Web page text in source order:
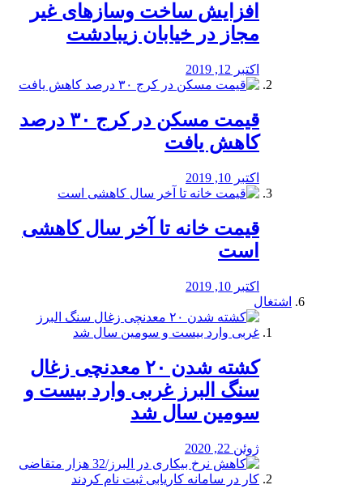
افزایش ساخت وسازهای غیر
مجاز در خیابان زیبادشت
اکتبر 12, 2019
️قیمت مسکن در کرج ۳۰ درصد
کاهش یافت
اکتبر 10, 2019
قیمت خانه تا آخر سال کاهشی
است
اکتبر 10, 2019
اشتغال
کشته شدن ۲۰ معدنچی زغال
سنگ البرز غربی وارد بیست و
سومین سال شد
ژوئن 22, 2020